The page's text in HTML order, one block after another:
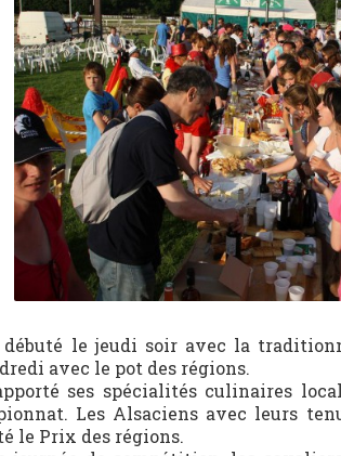
le jeudi soir avec la
avec le pot des régions.
ses spécialités culinaires
Les Alsaciens avec leurs
le Prix des régions.